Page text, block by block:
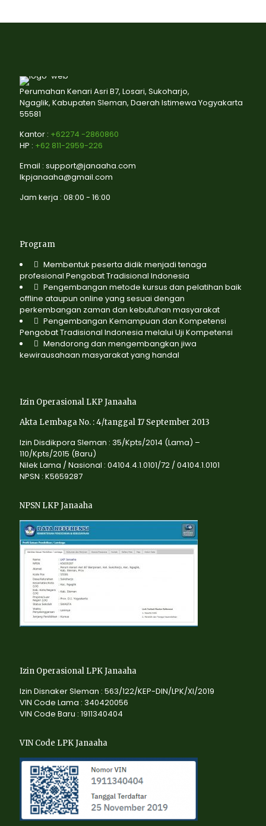
Perumahan Kenari Asri B7, Losari, Sukoharjo,
Ngaglik, Kabupaten Sleman, Daerah Istimewa Yogyakarta
55581
Kantor : +62274 -2860860
HP : +62 811-2959-226
Email : support@janaaha.com
lkpjanaaha@gmail.com
Jam kerja : 08:00 - 16:00
Program
Membentuk peserta didik menjadi tenaga
profesional Pengobat Tradisional Indonesia
Pengembangan metode kursus dan pelatihan baik
offline ataupun online yang sesuai dengan
perkembangan zaman dan kebutuhan masyarakat
Pengembangan Kemampuan dan Kompetensi
Pengobat Tradisional Indonesia melalui Uji Kompetensi
Mendorong dan mengembangkan jiwa
kewirausahaan masyarakat yang handal
Izin Operasional LKP Janaaha
Akta Lembaga No. : 4/tanggal 17 September 2013
Izin Disdikpora Sleman : 35/Kpts/2014 (Lama) –
110/Kpts/2015 (Baru)
Nilek Lama / Nasional : 04104.4.1.0101/72 / 04104.1.0101
NPSN : K5659287
NPSN LKP Janaaha
Izin Operasional LPK Janaaha
Izin Disnaker Sleman : 563/122/KEP-DIN/LPK/XI/2019
VIN Code Lama : 340420056
VIN Code Baru : 1911340404
VIN Code LPK Janaaha